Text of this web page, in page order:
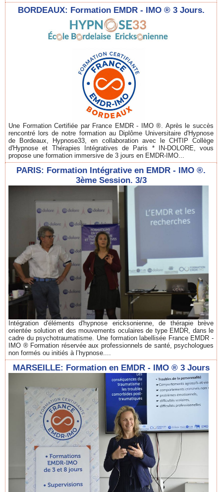
BORDEAUX: Formation EMDR - IMO ® 3 Jours.
Une Formation Certifiée par France EMDR - IMO ®. Après le succès
rencontré lors de notre formation au Diplôme Universitaire d'Hypnose
de Bordeaux, Hypnose33, en collaboration avec le CHTIP Collège
d'Hypnose et Thérapies Intégratives de Paris * IN-DOLORE, vous
propose une formation immersive de 3 jours en EMDR-IMO...
PARIS: Formation Intégrative en EMDR - IMO ®.
3ème Session. 3/3
Intégration d'éléments d'hypnose ericksonienne, de thérapie brève
orientée solution et des mouvements oculaires de type EMDR, dans le
cadre du psychotraumatisme. Une formation labellisée France EMDR -
IMO ® Formation réservée aux professionnels de santé, psychologues
non formés ou initiés à l’hypnose....
MARSEILLE: Formation en EMDR - IMO ® 3 Jours